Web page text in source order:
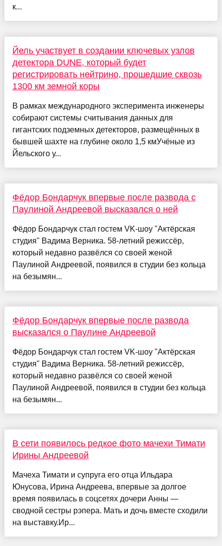
к...
Йель участвует в создании ключевых узлов
детектора DUNE, который будет
регистрировать нейтрино, прошедшие сквозь
1300 км земной коры
В рамках международного эксперимента инженеры
собирают системы считывания данных для
гигантских подземных детекторов, размещённых в
бывшей шахте на глубине около 1,5 кмУчёные из
Йельского у...
Фёдор Бондарчук впервые после развода с
Паулиной Андреевой высказался о ней
Фёдор Бондарчук стал гостем VK-шоу "Актёрская
студия" Вадима Верника. 58-летний режиссёр,
который недавно развёлся со своей женой
Паулиной Андреевой, появился в студии без кольца
на безымян...
Фёдор Бондарчук впервые после развода
высказался о Паулине Андреевой
Фёдор Бондарчук стал гостем VK-шоу "Актёрская
студия" Вадима Верника. 58-летний режиссёр,
который недавно развёлся со своей женой
Паулиной Андреевой, появился в студии без кольца
на безымян...
В сети появилось редкое фото мачехи Тимати
Ирины Андреевой
Мачеха Тимати и супруга его отца Ильдара
Юнусова, Ирина Андреева, впервые за долгое
время появилась в соцсетях дочери Анны —
сводной сестры рэпера. Мать и дочь вместе сходили
на выставку.Ир...